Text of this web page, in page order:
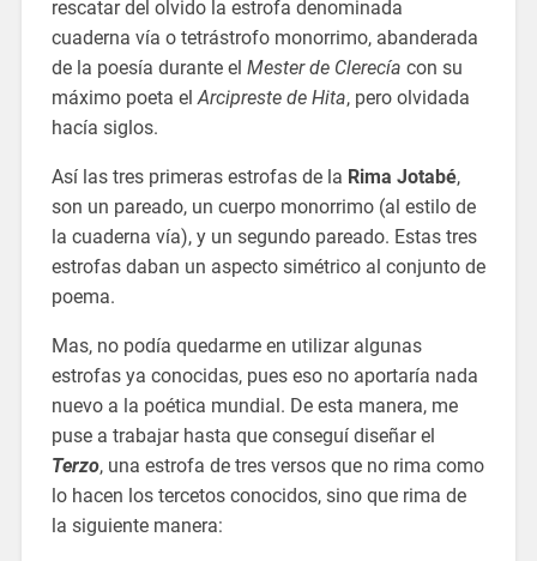
rescatar del olvido la estrofa denominada
cuaderna vía o tetrástrofo monorrimo, abanderada
de la poesía durante el Mester de Clerecía con su
máximo poeta el Arcipreste de Hita, pero olvidada
hacía siglos.
Así las tres primeras estrofas de la Rima Jotabé,
son un pareado, un cuerpo monorrimo (al estilo de
la cuaderna vía), y un segundo pareado. Estas tres
estrofas daban un aspecto simétrico al conjunto de
poema.
Mas, no podía quedarme en utilizar algunas
estrofas ya conocidas, pues eso no aportaría nada
nuevo a la poética mundial. De esta manera, me
puse a trabajar hasta que conseguí diseñar el
Terzo, una estrofa de tres versos que no rima como
lo hacen los tercetos conocidos, sino que rima de
la siguiente manera: